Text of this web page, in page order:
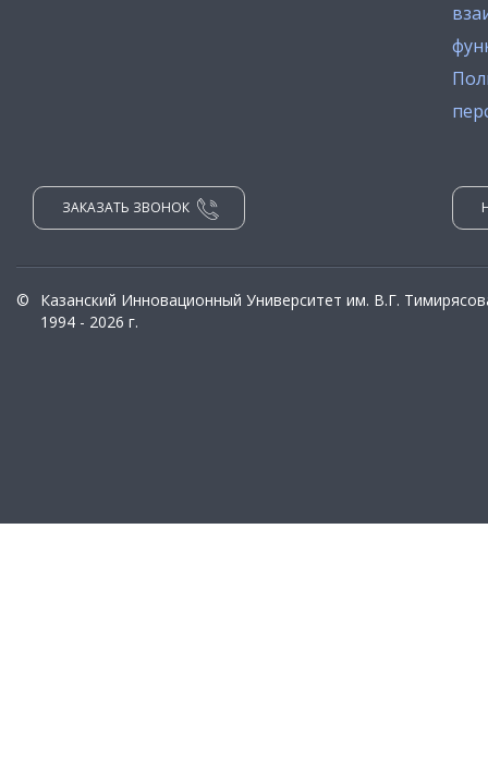
ЗАКАЗАТЬ ЗВОНОК
©
Казанский Инновационный Университет им. В.Г.
1994 - 2026 г.